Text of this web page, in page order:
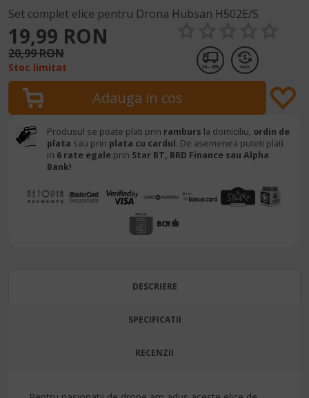
Set complet elice pentru Drona Hubsan H502E/S
19,99 RON
20,99 RON
Stoc limitat 24 - 48h
Produsul se poate plati prin ramburs la domiciliu, ordin de
plata sau prin plata cu cardul. De asemenea puteti plati
in 6 rate egale prin Star BT, BRD Finance sau Alpha
Bank!
DESCRIERE
SPECIFICATII
RECENZII